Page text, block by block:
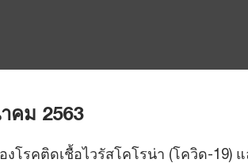
คม 2563
โรคติดเชื้อไวรัสโคโรน่า (โควิด-19)